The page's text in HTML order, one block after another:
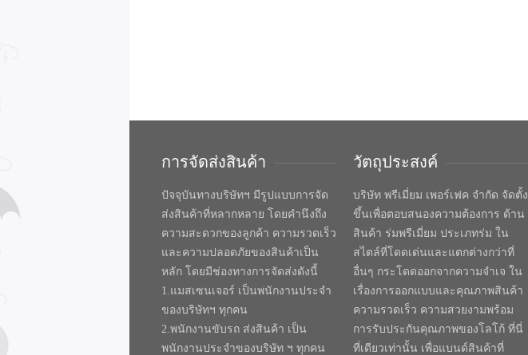
การจัดส่งสินค้า
ปัจจุบันทางบริษัทฯ มีรูปแบบการจัด
ส่งสินค้าที่หลากหลาย โดยคำนึงถึง
ความสะดวกของลูกค้า ความรวดเร็ว
และความปลอดภัยของสินค้าเป็น
หลัก โดยมีช่องทางการจัดส่งดังนี้
1.แมสเซนเจอร์ เป็นพนักงานประจำ
ของบริษัทฯ ทุกคน
2.พนักงานขับรถ ส่งสินค้า เป็น
พนักงานประจำของบริษัท ฯ ทุกคน
วัตถุประสงค์
บริษัท พรีเมี่ยม เพอร์เฟค จำกัด จัดตั้ง
ขึ้นเพื่อตอบสนองความต้องการ ด้าน
สินค้า ร่มพรีเมี่ยม ประเภทร่ม ใน
สไตล์ที่โดดเด่นและแตกต่างกว่าที่
อื่นๆ กระโดดออกจากความจำเจ ใน
เรื่องการออกแบบและคุณภาพสินค้า
ความรวดเร็ว ความสวยงามพร้อม
การรับประกันคุณภาพของโลโก้ ที่นี่
ที่เดียวเท่านั้น เพื่อแบนด์สินค้าที่